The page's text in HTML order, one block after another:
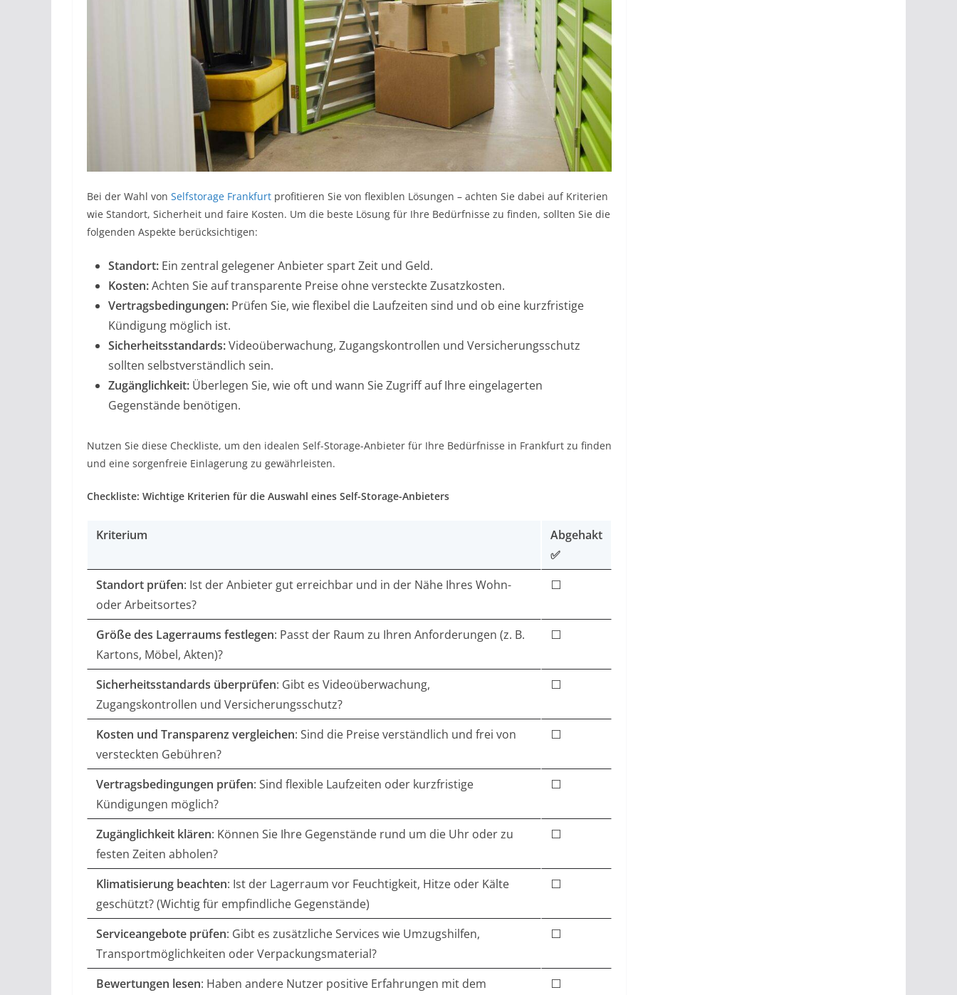
Bei der Wahl von Selfstorage Frankfurt profitieren Sie von flexiblen Lösungen – achten Sie dabei auf Kriterien
wie Standort, Sicherheit und faire Kosten. Um die beste Lösung für Ihre Bedürfnisse zu finden, sollten Sie die
folgenden Aspekte berücksichtigen:
Standort: Ein zentral gelegener Anbieter spart Zeit und Geld.
Kosten:Achten Sie auf transparente Preise ohne versteckte Zusatzkosten.
Vertragsbedingungen: Prüfen Sie, wie flexibel die Laufzeiten sind und ob eine kurzfristige
Kündigung möglich ist.
Sicherheitsstandards:Videoüberwachung, Zugangskontrollen und Versicherungsschutz
sollten selbstverständlich sein.
Zugänglichkeit: Überlegen Sie, wie oft und wann Sie Zugriff auf Ihre eingelagerten
Gegenstände benötigen.
Nutzen Sie diese Checkliste, um den idealen Self-Storage-Anbieter für Ihre Bedürfnisse in Frankfurt zu finden
und eine sorgenfreie Einlagerung zu gewährleisten.
Checkliste: Wichtige Kriterien für die Auswahl eines Self-Storage-Anbieters
Kriterium
Abgehakt
✅
Standort prüfen: Ist der Anbieter gut erreichbar und in der Nähe Ihres Wohn-
oder Arbeitsortes?
⬜
Größe des Lagerraums festlegen: Passt der Raum zu Ihren Anforderungen (z. B.
Kartons, Möbel, Akten)?
⬜
Sicherheitsstandards überprüfen: Gibt es Videoüberwachung,
Zugangskontrollen und Versicherungsschutz?
⬜
Kosten und Transparenz vergleichen: Sind die Preise verständlich und frei von
versteckten Gebühren?
⬜
Vertragsbedingungen prüfen: Sind flexible Laufzeiten oder kurzfristige
Kündigungen möglich?
⬜
Zugänglichkeit klären: Können Sie Ihre Gegenstände rund um die Uhr oder zu
festen Zeiten abholen?
⬜
Klimatisierung beachten: Ist der Lagerraum vor Feuchtigkeit, Hitze oder Kälte
geschützt? (Wichtig für empfindliche Gegenstände)
⬜
Serviceangebote prüfen: Gibt es zusätzliche Services wie Umzugshilfen,
Transportmöglichkeiten oder Verpackungsmaterial?
⬜
Bewertungen lesen: Haben andere Nutzer positive Erfahrungen mit dem ⬜